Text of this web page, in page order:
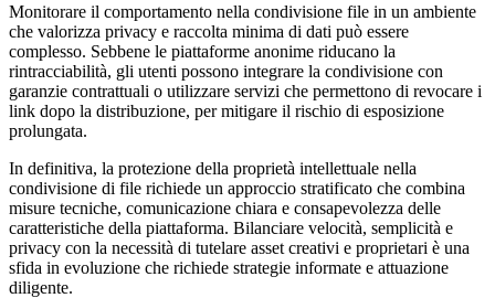
Monitorare il comportamento nella condivisione file in un ambiente
che valorizza privacy e raccolta minima di dati può essere
complesso. Sebbene le piattaforme anonime riducano la
rintracciabilità, gli utenti possono integrare la condivisione con
garanzie contrattuali o utilizzare servizi che permettono di revocare i
link dopo la distribuzione, per mitigare il rischio di esposizione
prolungata.
In definitiva, la protezione della proprietà intellettuale nella
condivisione di file richiede un approccio stratificato che combina
misure tecniche, comunicazione chiara e consapevolezza delle
caratteristiche della piattaforma. Bilanciare velocità, semplicità e
privacy con la necessità di tutelare asset creativi e proprietari è una
sfida in evoluzione che richiede strategie informate e attuazione
diligente.